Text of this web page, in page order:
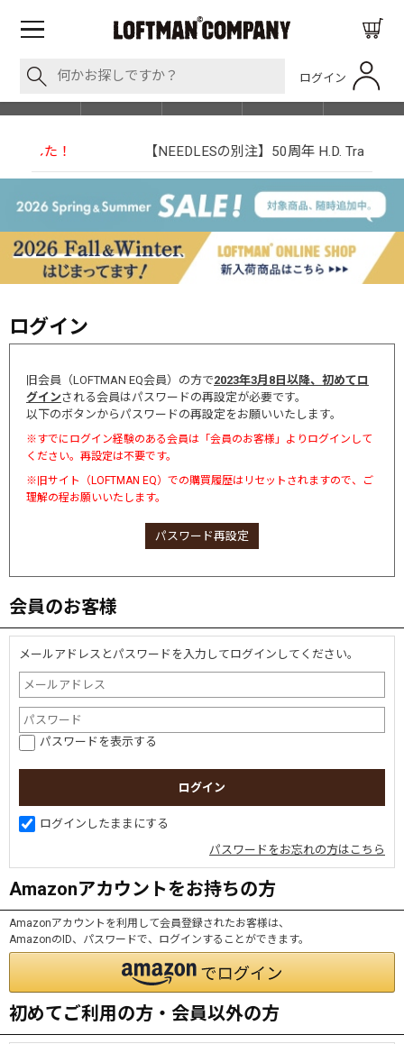
ログイン
SHOP LIST
【NEEDLESの別注】50周年 H.D. Track Pant
ログイン
旧会員（LOFTMAN EQ会員）の方で2023年3月8日以降、初めてロ
グインされる会員はパスワードの再設定が必要です。
以下のボタンからパスワードの再設定をお願いいたします。
※すでにログイン経験のある会員は「会員のお客様」よりログインして
ください。再設定は不要です。
※旧サイト（LOFTMAN EQ）での購買履歴はリセットされますので、ご
理解の程お願いいたします。
パスワード再設定
会員のお客様
メールアドレスとパスワードを入力してログインしてください。
パスワードを表示する
ログインしたままにする
パスワードをお忘れの方はこちら
Amazonアカウントをお持ちの方
Amazonアカウントを利用して会員登録されたお客様は、
AmazonのID、パスワードで、ログインすることができます。
初めてご利用の方・会員以外の方